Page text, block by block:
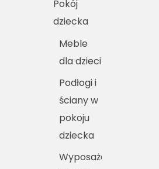
Pokój
dziecka
Meble
dla dzieci
Podłogi i
ściany w
pokoju
dziecka
Wyposażenie